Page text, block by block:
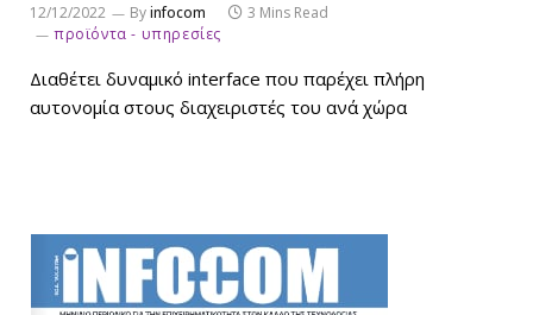
12/12/2022 Byinfocom
3 Mins Read
προϊόντα - υπηρεσίες
Διαθέτει δυναμικό interface που παρέχει πλήρη
αυτονομία στους διαχειριστές του ανά χώρα